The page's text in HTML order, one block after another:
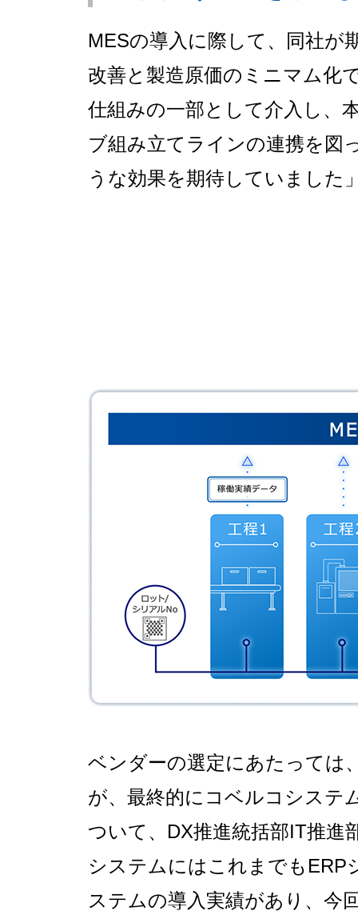
MESの導入に際して、同社が
改善と製造原価のミニマム化
仕組みの一部として介入し、
ブ組み立てラインの連携を図
うな効果を期待していました
ベンダーの選定にあたっては
が、最終的にコベルコシステ
ついて、DX推進統括部IT推進
システムにはこれまでもERP
ステムの導入実績があり、今